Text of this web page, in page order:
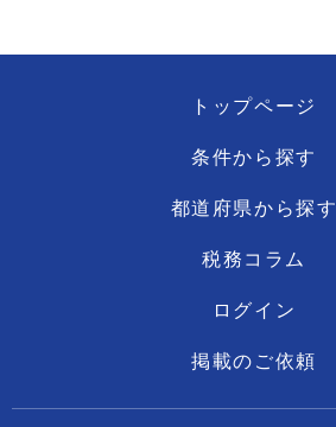
トップページ
条件から探す
都道府県から探す
税務コラム
ログイン
掲載のご依頼